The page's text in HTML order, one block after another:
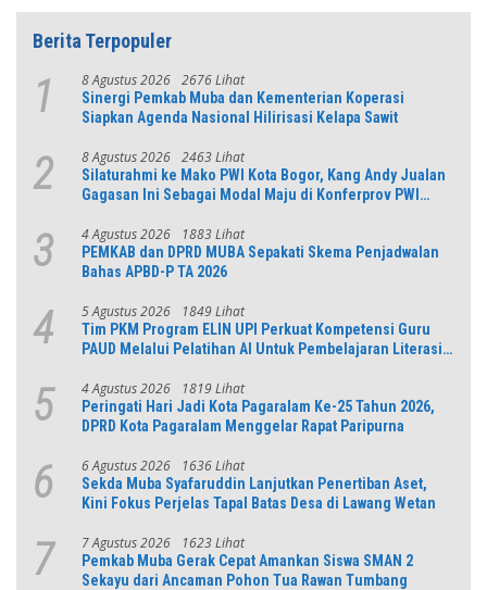
Berita Terpopuler
1 8 Agustus 2026 2676 Lihat
Sinergi Pemkab Muba dan Kementerian Koperasi
Siapkan Agenda Nasional Hilirisasi Kelapa Sawit
2 8 Agustus 2026 2463 Lihat
Silaturahmi ke Mako PWI Kota Bogor, Kang Andy Jualan
Gagasan Ini Sebagai Modal Maju di Konferprov PWI
3 4 Agustus 2026 1883 Lihat
PEMKAB dan DPRD MUBA Sepakati Skema Penjadwalan
Bahas APBD-P TA 2026
4 5 Agustus 2026 1849 Lihat
Tim PKM Program ELIN UPI Perkuat Kompetensi Guru
PAUD Melalui Pelatihan AI Untuk Pembelajaran Literasi
5 4 Agustus 2026 1819 Lihat
Peringati Hari Jadi Kota Pagaralam Ke-25 Tahun 2026,
DPRD Kota Pagaralam Menggelar Rapat Paripurna
6 6 Agustus 2026 1636 Lihat
Sekda Muba Syafaruddin Lanjutkan Penertiban Aset,
Kini Fokus Perjelas Tapal Batas Desa di Lawang Wetan
7 7 Agustus 2026 1623 Lihat
Pemkab Muba Gerak Cepat Amankan Siswa SMAN 2
Sekayu dari Ancaman Pohon Tua Rawan Tumbang